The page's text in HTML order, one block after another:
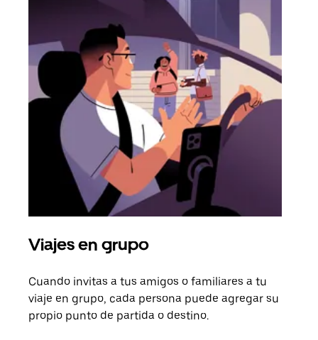
Viajes en grupo
Cuando invitas a tus amigos o familiares a tu
viaje en grupo, cada persona puede agregar su
propio punto de partida o destino.